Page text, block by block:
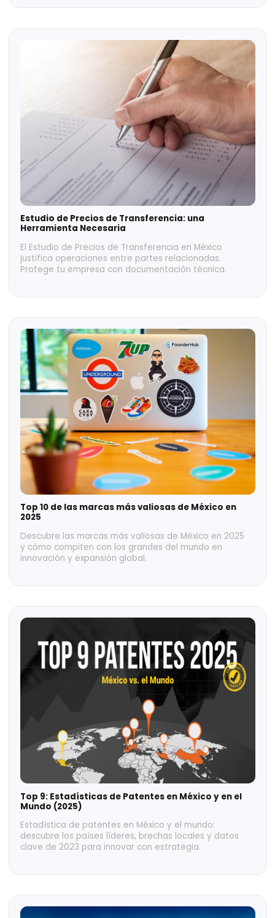
Top 8 Casos de Precios de Transferencia
Explora Casos de Precios de Transferencia reales que
cómo evitar sanciones fiscales internacionales.
Estudio de Precios de Transferencia: una
Herramienta Necesaria
El Estudio de Precios de Transferencia en México
justifica operaciones entre partes relacionadas.
Protege tu empresa con documentación técnica.
Top 10 de las marcas más valiosas de México en
2025
Descubre las marcas más valiosas de México en 2025
y cómo compiten con los grandes del mundo en